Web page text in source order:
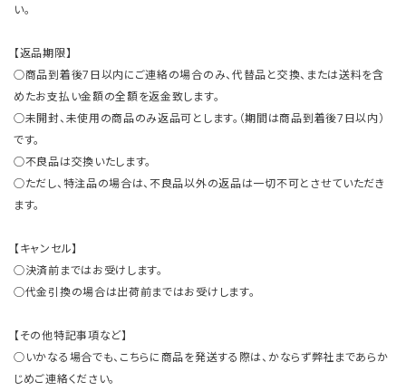
い。
【返品期限】
○商品到着後7日以内にご連絡の場合のみ、代替品と交換、または送料を含
めたお支払い金額の全額を返金致します。
○未開封、未使用の商品のみ返品可とします。（期間は商品到着後7日以内）
です。
○不良品は交換いたします。
○ただし、特注品の場合は、不良品以外の返品は一切不可とさせていただき
ます。
【キャンセル】
○決済前まではお受けします。
○代金引換の場合は出荷前まではお受けします。
【その他特記事項など】
○いかなる場合でも、こちらに商品を発送する際は、かならず弊社まであらか
じめご連絡ください。